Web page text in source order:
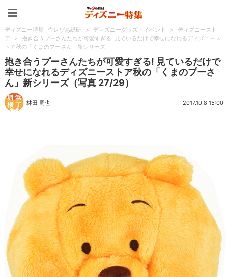
ディズニー特集 -ウレぴあ総研 > ディズニーグッズ・イベント >
ディズニースト
ア
>
抱き合うプーさんたちが可愛すぎる! 見ているだけで幸せになれるディズニース
トア秋の「くまのプーさん」新シリーズ
抱き合うプーさんたちが可愛すぎる! 見ているだけで
幸せになれるディズニーストア秋の「くまのプーさ
ん」新シリーズ（写真 27/29）
林田 周也 2017.10.8 15:00